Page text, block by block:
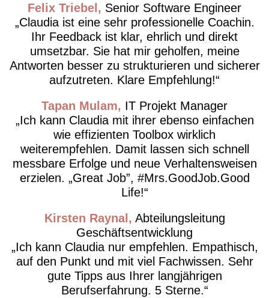
Felix Triebel
Senior Software Engineer
Claudia ist eine sehr professionelle Coachin.
Ihr Feedback ist klar, ehrlich und direkt
umsetzbar. Sie hat mir geholfen, meine
Antworten besser zu strukturieren und sicherer
aufzutreten. Klare Empfehlung!
Tapan Mulam
IT Projekt Manager
Ich kann Claudia mit ihrer ebenso einfachen
wie effizienten Toolbox wirklich
weiterempfehlen. Damit lassen sich schnell
messbare Erfolge und neue Verhaltensweisen
erzielen. „Great Job”, #Mrs.GoodJob.Good
Life!
Kirsten Raynal
Abteilungsleitung
Geschäftsentwicklung
Ich kann Claudia nur empfehlen. Empathisch,
auf den Punkt und mit viel Fachwissen. Sehr
gute Tipps aus Ihrer langjährigen
Berufserfahrung. 5 Sterne.